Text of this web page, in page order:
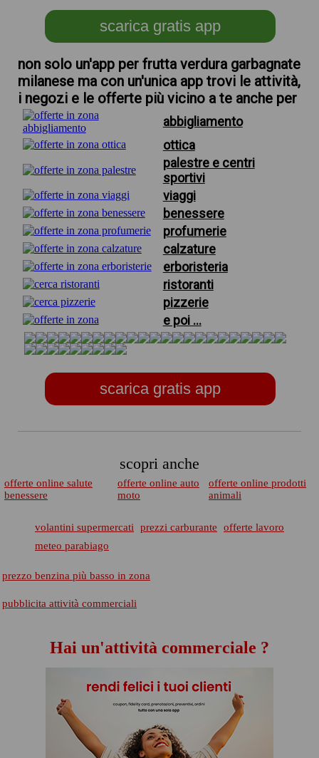
scarica gratis app
non solo un'app per frutta verdura garbagnate
milanese ma con un'unica app trovi le attività,
i negozi e le offerte più vicino a te anche per
abbigliamento
ottica
palestre e centri
sportivi
viaggi
benessere
profumerie
calzature
erboristeria
ristoranti
pizzerie
e poi ...
scarica gratis app
scopri anche
offerte online salute
benessere
offerte online auto
moto
offerte online prodotti
animali
volantini supermercati prezzi carburante
offerte lavoro
meteo parabiago
prezzo benzina più basso in zona
pubblicita attività commerciali
Hai un'attività commerciale ?